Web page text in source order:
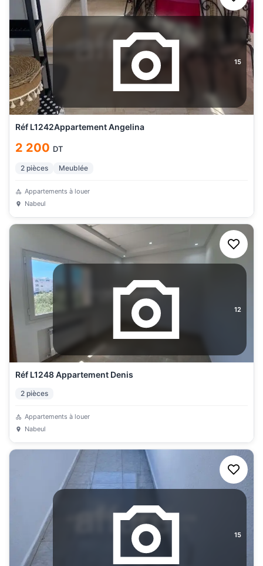
15
Réf L1242Appartement Angelina
2 200 DT
2 pièces Meublée
Appartements à louer
Nabeul
12
Réf L1248 Appartement Denis
2 pièces
Appartements à louer
Nabeul
15